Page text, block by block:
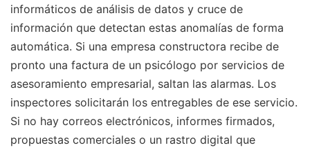
informáticos de análisis de datos y cruce de
información que detectan estas anomalías de forma
automática. Si una empresa constructora recibe de
pronto una factura de un psicólogo por servicios de
asesoramiento empresarial, saltan las alarmas. Los
inspectores solicitarán los entregables de ese servicio.
Si no hay correos electrónicos, informes firmados,
propuestas comerciales o un rastro digital que